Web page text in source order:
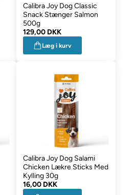
Calibra Joy Dog Classic
Snack Stænger Salmon
500g
129,00 DKK
Læg i kurv
Calibra Joy Dog Salami
Chicken Lækre Sticks Med
Kylling 30g
16,00 DKK